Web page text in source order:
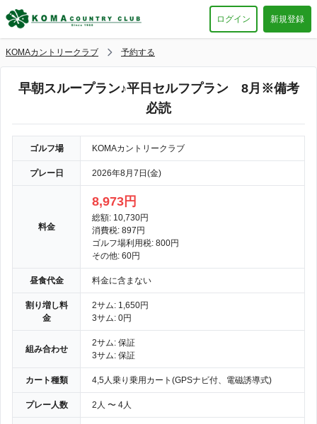
ログイン 新規登録
KOMAカントリークラブ 予約する
早朝スループラン♪平日セルフプラン 8月※備考
必読
ゴルフ場 KOMAカントリークラブ
プレー日 2026年8月7日(金)
料金
8,973円
総額: 10,730円
消費税: 897円
ゴルフ場利用税: 800円
その他: 60円
昼食代金 料金に含まない
割り増し料
金
2サム: 1,650円
3サム: 0円
組み合わせ
2サム: 保証
3サム: 保証
カート種類 4,5人乗り乗用カート(GPSナビ付、電磁誘導式)
プレー人数 2人 〜 4人